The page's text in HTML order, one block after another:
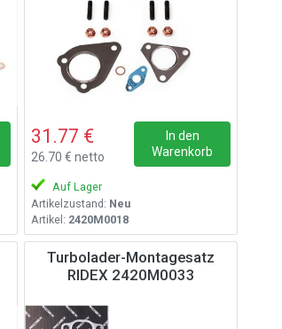
31.77 €
26.70 € netto
In den
Warenkorb
Auf Lager
Artikelzustand: Neu
Artikel: 2420M0018
Turbolader-Montagesatz
RIDEX 2420M0033